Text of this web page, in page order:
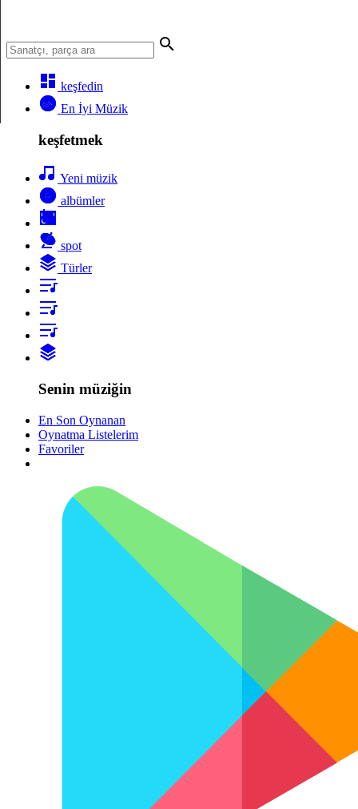
keşfedin
En İyi Müzik
keşfetmek
Yeni müzik
albümler
spot
Türler
Senin müziğin
En Son Oynanan
Oynatma Listelerim
Favoriler